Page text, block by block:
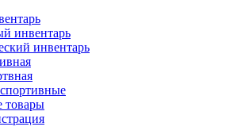
инвентарь
инвентарь
товары